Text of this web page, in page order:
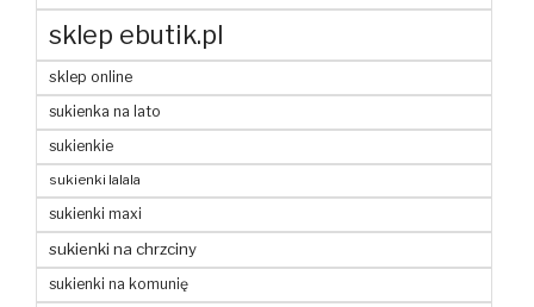
sklep ebutik.pl
sklep online
sukienka na lato
sukienkie
sukienki lalala
sukienki maxi
sukienki na chrzciny
sukienki na komunię